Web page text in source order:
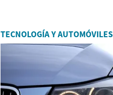
TECNOLOGÍA Y AUTOMÓVILES